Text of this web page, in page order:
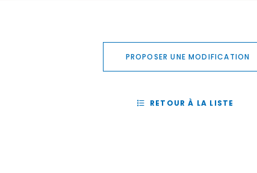
PROPOSER UNE MODIFICATION
RETOUR À LA LISTE